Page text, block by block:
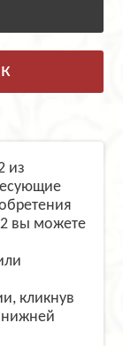
из
вы можете
кликнув
нижней